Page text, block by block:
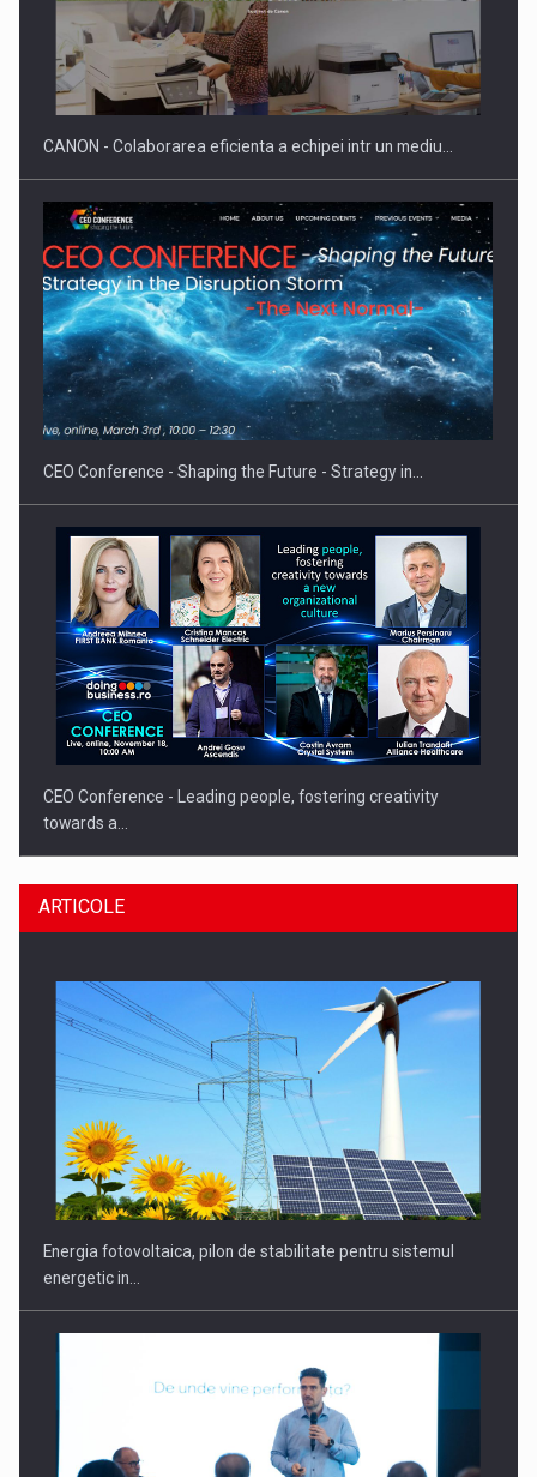
SAPTE PERSONALITATI DIN MEDIUL DE AFACERI, ACADEMIC
SI INSTITUTIONAL…
Hard Enduro Piatra Craiului 2026, fueled by benzinariile RO…
CANON - Colaborarea eficienta a echipei intr un mediu…
CEO Conference - Shaping the Future - Strategy in…
CEO Conference - Leading people, fostering creativity
towards a…
CEO Conference - Shaping The Future - Technology and…
ARTICOLE
Energia fotovoltaica, pilon de stabilitate pentru sistemul
energetic in…